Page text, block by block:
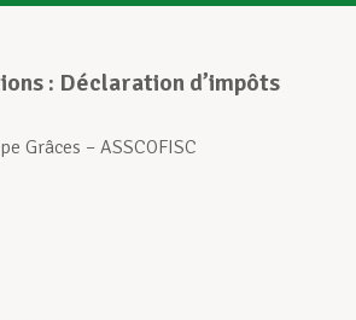
au Travail
: Déclaration d’impôts
Grâces – ASSCOFISC